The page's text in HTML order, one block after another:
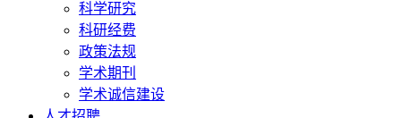
科学研究
科研经费
政策法规
学术期刊
学术诚信建设